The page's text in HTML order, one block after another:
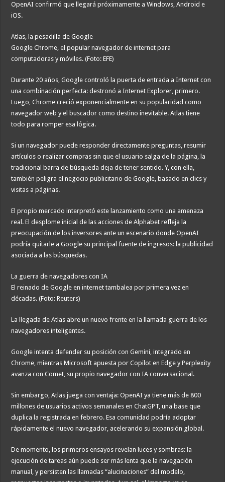
OpenAI confirmó que llegará próximamente a Windows, Android e
iOS.
Atlas, la pesadilla de Google
Google Chrome, el popular navegador de internet para
computadoras y móviles. (Foto: EFE)
Durante 20 años, Google controló la puerta de entrada a Internet con
una combinación perfecta: destronó a Internet Explorer, primero.
Luego, Chrome creció exponencialmente en su popularidad como
navegador web y el buscador como destino inevitable. Atlas tiene
todo para romper esa lógica.
Si un navegador puede responder directamente preguntas, resumir
artículos o realizar compras sin que el usuario salga de la página, la
tradicional barra de búsqueda deja de tener sentido. Y, con ella,
también peligra el negocio publicitario de Google, basado en clics y
visitas a páginas.
El propio mercado interpretó este lanzamiento como una amenaza
real. El desplome inicial de las acciones de Alphabet refleja la
preocupación de los inversores ante un escenario donde OpenAI
podría quitarle a Google su principal fuente de ingresos: la publicidad
asociada a las búsquedas.
La guerra de navegadores con IA
El reinado de Google en internet tambalea por primera vez en
décadas. (Foto: Reuters)
La llegada de Atlas abre un nuevo frente en la llamada guerra de los
navegadores inteligentes.
Google intenta defender su posición con Gemini, integrado en
Chrome, mientras Microsoft apuesta por Copilot en Edge y Perplexity
avanza con Comet, su propio navegador con IA conversacional.
Sin embargo, Atlas juega con ventaja: OpenAI ya tiene más de 800
millones de usuarios activos semanales en ChatGPT, una base que
duplica la registrada en febrero. Esa comunidad podría adoptar
rápidamente el nuevo navegador, acelerando su expansión global.
De momento, los primeros ensayos revelan luces y sombras: la
ejecución de tareas aún puede ser más lenta que la navegación
manual, y persisten las llamadas “alucinaciones” del modelo,